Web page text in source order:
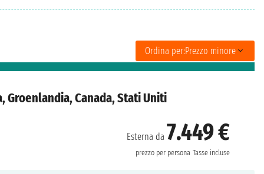
Ordina per:Prezzo minore
Groenlandia, Canada, Stati Uniti
Esterna da 7.449 €
prezzo per persona Tasse incluse